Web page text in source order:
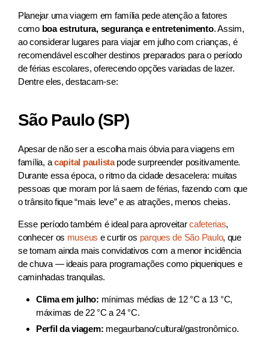
Planejar uma viagem em família pede atenção a fatores
como boa estrutura, segurança e entretenimento. Assim,
ao considerar lugares para viajar em julho com crianças, é
recomendável escolher destinos preparados para o período
de férias escolares, oferecendo opções variadas de lazer.
Dentre eles, destacam-se:
São Paulo (SP)
Apesar de não ser a escolha mais óbvia para viagens em
família, acapital paulistapode surpreender positivamente.
Durante essa época, o ritmo da cidade desacelera: muitas
pessoas que moram por lá saem de férias, fazendo com que
o trânsito fique “mais leve” e as atrações, menos cheias.
Esse período também é ideal para aproveitarcafeterias,
conhecer os museus e curtir os parques de São Paulo, que
se tornam ainda mais convidativos com a menor incidência
de chuva — ideais para programações como piqueniques e
caminhadas tranquilas.
Clima em julho: mínimas médias de 12 °C a 13 °C,
máximas de 22 °C a 24 °C.
Perfil da viagem: megaurbano/cultural/gastronômico.